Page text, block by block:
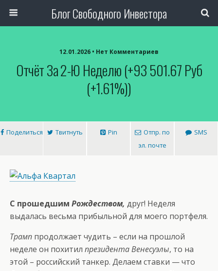
Блог Свободного Инвестора
12.01.2026 • Нет Комментариев
Отчёт За 2-Ю Неделю (+93 501.67 Руб
(+1.61%))
Поделиться Твитнуть Pin
Отпр. по
эл. почте
SMS
С прошедшим Рождеством, друг! Неделя
выдалась весьма прибыльной для моего портфеля.
Трамп продолжает чудить – если на прошлой
неделе он похитил президента Венесуэлы, то на
этой – российский танкер. Делаем ставки — что